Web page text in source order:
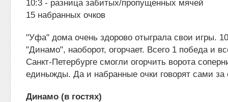
10:3 - разница забитых/пропущенных мячей
15 набранных очков
"Уфа" дома очень здорово отыграла свои игры.
"Динамо", наоборот, огорчает. Всего 1 победа и
Санкт-Петербурге смогли огорчить ворота
единыжды. Да и набранные очки говорят сами за
Динамо (в гостях)